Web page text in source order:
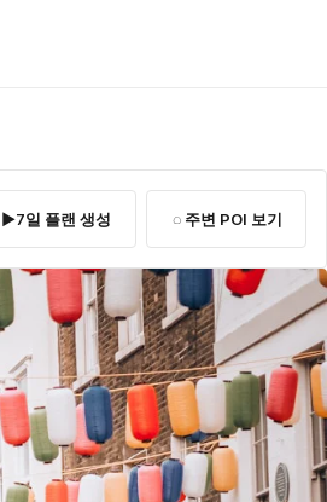
7일 플랜 생성 주변 POI 보기